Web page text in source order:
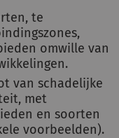
te
omwille van
van schadelijke
met
en soorten
voorbeelden).